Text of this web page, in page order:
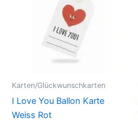
Karten/Glückwunschkarten
I Love You Ballon Karte
Weiss Rot